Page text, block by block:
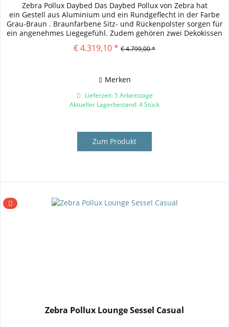
Zebra Pollux Daybed Das Daybed Pollux von Zebra hat
ein Gestell aus Aluminium und ein Rundgeflecht in der Farbe
Grau-Braun . Braunfarbene Sitz- und Rückenpolster sorgen für
ein angenehmes Liegegefühl. Zudem gehören zwei Dekokissen
zum...
€ 4.319,10 * € 4.799,00 *
Merken
Lieferzeit: 5 Arbeitstage
Aktueller Lagerbestand: 4 Stück
Zum Produkt
Zebra Pollux Lounge Sessel Casual